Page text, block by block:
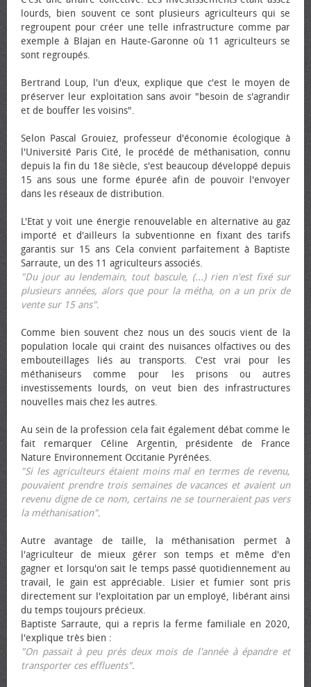
lourds, bien souvent ce sont plusieurs agriculteurs qui se
regroupent pour créer une telle infrastructure comme par
exemple à Blajan en Haute-Garonne où 11 agriculteurs se
sont regroupés.
Bertrand Loup, l'un d'eux, explique que c'est le moyen de
préserver leur exploitation sans avoir "besoin de s'agrandir
et de bouffer les voisins".
Selon Pascal Grouiez, professeur d'économie écologique à
l'Université Paris Cité, le procédé de méthanisation, connu
depuis la fin du 18e siècle, s'est beaucoup développé depuis
15 ans sous une forme épurée afin de pouvoir l'envoyer
dans les réseaux de distribution.
L'Etat y voit une énergie renouvelable en alternative au gaz
importé et d'ailleurs la subventionne en fixant des tarifs
garantis sur 15 ans Cela convient parfaitement à Baptiste
Sarraute, un des 11 agriculteurs associés.
"Du jour au lendemain, tout bascule, (...) rien n'est fixé sur
plusieurs années, alors que pour la métha, on a un prix de
vente sur 15 ans".
Comme bien souvent chez nous un des soucis vient de la
population locale qui craint des nuisances olfactives ou des
embouteillages liés au transports. C'est vrai pour les
méthaniseurs comme pour les prisons ou autres
investissements lourds, on veut bien des infrastructures
nouvelles mais chez les autres.
Au sein de la profession cela fait également débat comme le
fait remarquer Céline Argentin, présidente de France
Nature Environnement Occitanie Pyrénées.
"Si les agriculteurs étaient moins mal en termes de revenu,
pouvaient prendre trois semaines de vacances et avaient un
revenu digne de ce nom, certains ne se tourneraient pas vers
la méthanisation".
Autre avantage de taille, la méthanisation permet à
l'agriculteur de mieux gérer son temps et même d'en
gagner et lorsqu'on sait le temps passé quotidiennement au
travail, le gain est appréciable. Lisier et fumier sont pris
directement sur l'exploitation par un employé, libérant ainsi
du temps toujours précieux.
Baptiste Sarraute, qui a repris la ferme familiale en 2020,
l'explique très bien :
"On passait à peu près deux mois de l'année à épandre et
transporter ces effluents".